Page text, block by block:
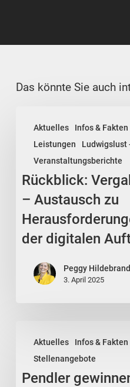
Das könnte Sie auch
Aktuelles Infos & Fakten
Leistungen
Ludwigslust
Veranstaltungsberichte
Vergaberecht
kompakt
Austausch
zu
Herausforderungen
und
Chancen
digitalen
Rückblick:
– Austausch zu
der digitalen
Peggy Hildebrand
3. April 2025
Aktuelles Infos & Fakten
Stellenangebote
gewinnen:
starten
Pendler